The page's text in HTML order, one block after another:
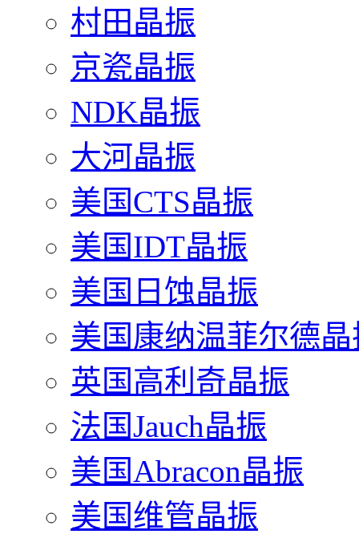
村田晶振
京瓷晶振
NDK晶振
大河晶振
美国CTS晶振
美国IDT晶振
美国日蚀晶振
美国康纳温菲尔德晶
英国高利奇晶振
法国Jauch晶振
美国Abracon晶振
美国维管晶振